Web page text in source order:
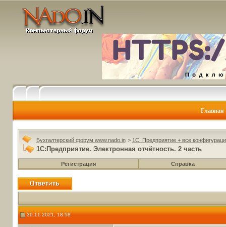
Главная
Бухгалтерский форум www.nado.in > 1C: Предприятие + все
1С:Предприятие. Электронная отчётность. 2 часть
Регистрация Справка
30.11.2021, 18:58